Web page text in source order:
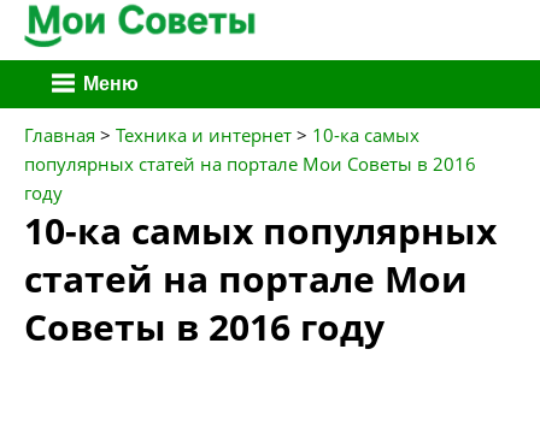
Перейти
к
содержимому
Меню
Главная > Техника и интернет > 10-ка самых
популярных статей на портале Мои Советы в 2016
году
10-ка самых популярных
статей на портале Мои
Советы в 2016 году